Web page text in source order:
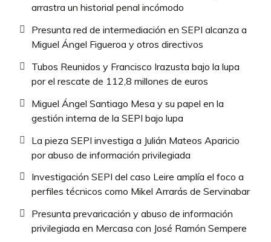
arrastra un historial penal incómodo
Presunta red de intermediación en SEPI alcanza a
Miguel Ángel Figueroa y otros directivos
Tubos Reunidos y Francisco Irazusta bajo la lupa
por el rescate de 112,8 millones de euros
Miguel Ángel Santiago Mesa y su papel en la
gestión interna de la SEPI bajo lupa
La pieza SEPI investiga a Julián Mateos Aparicio
por abuso de información privilegiada
Investigación SEPI del caso Leire amplía el foco a
perfiles técnicos como Mikel Arrarás de Servinabar
Presunta prevaricación y abuso de información
privilegiada en Mercasa con José Ramón Sempere